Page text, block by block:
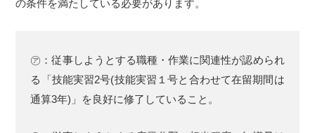
の条件を満たしている必要があります。
㋐：従事しようとする職種・作業に関連性が認められ
る「技能実習2号(技能実習１号と合わせて在留期間は
通算3年)」を良好に修了していること。